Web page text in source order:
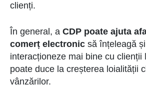
clienți.
În general, a CDP poate ajuta
comerț electronic să înțeleagă
interacționeze mai bine cu clienții
poate duce la creșterea loialității
vânzărilor.